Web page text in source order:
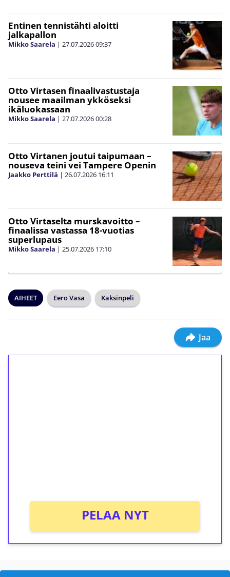
Entinen tennistähti aloitti
jalkapallon
Mikko Saarela | 27.07.202609:37
Otto Virtasen finaalivastustaja
nousee maailman ykköseksi
ikäluokassaan
Mikko Saarela | 27.07.202600:28
Otto Virtanen joutui taipumaan –
nouseva teini vei Tampere Openin
Jaakko Perttilä | 26.07.2026 16:11
Otto Virtaselta murskavoitto –
finaalissa vastassa 18-vuotias
superlupaus
Mikko Saarela | 25.07.2026 17:10
AIHEET Eero Vasa Kaksinpeli
Jaa
PELAA NYT